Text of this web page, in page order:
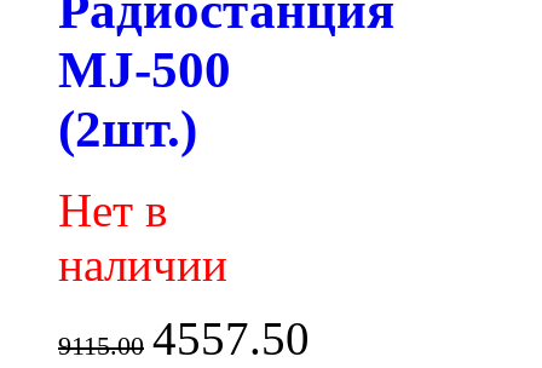
MJ-500
(2шт.)
Нет в
наличии
9115.00 4557.50